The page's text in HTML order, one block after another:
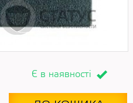
Є в наявності